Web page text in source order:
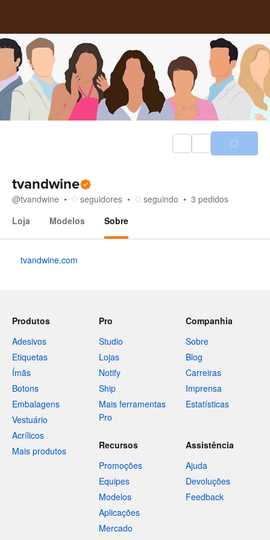
tvandwine
@tvandwine seguidores seguindo 3 pedidos
Loja
Modelos Sobre
tvandwine.com
Produtos
Adesivos
Etiquetas
Ímãs
Botons
Embalagens
Vestuário
Acrílicos
Mais produtos
Pro
Studio
Lojas
Notify
Ship
Mais ferramentas
Pro
Companhia
Sobre
Blog
Carreiras
Imprensa
Estatísticas
Recursos
Promoções
Equipes
Modelos
Aplicações
Mercado
Assistência
Ajuda
Devoluções
Feedback